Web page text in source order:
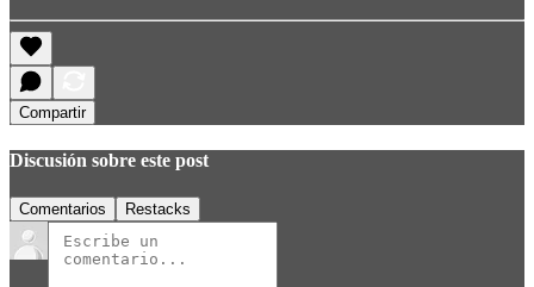
Compartir
Discusión sobre este post
Comentarios Restacks